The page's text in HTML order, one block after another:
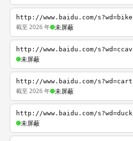
http://www.baidu.com/s?wd=bike
截至 2026 年 未屏蔽
http://www.baidu.com/s?wd=ccav
未屏蔽
http://www.baidu.com/s?wd=cart
截至 2026 年 未屏蔽
http://www.baidu.com/s?wd=duck
未屏蔽